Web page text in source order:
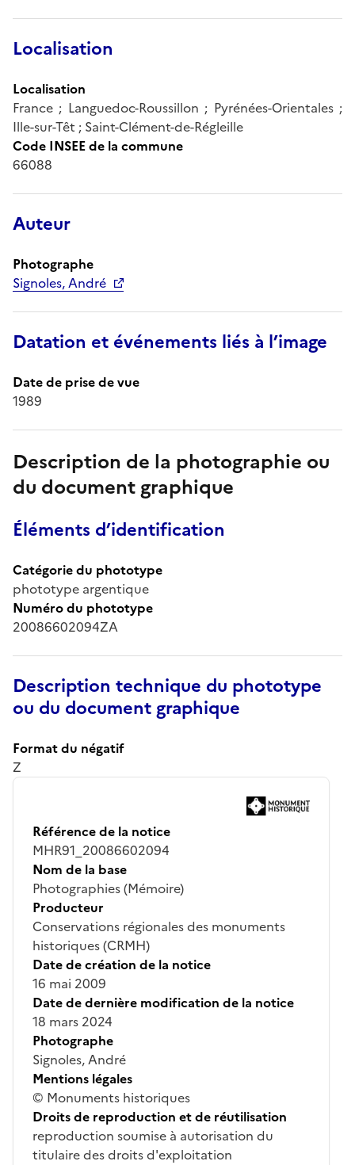
Localisation
Localisation
France ; Languedoc-Roussillon ; Pyrénées-Orientales ;
Ille-sur-Têt ; Saint-Clément-de-Régleille
Code INSEE de la commune
66088
Auteur
Photographe
Signoles, André
Datation et événements liés à l’image
Date de prise de vue
1989
Description de la photographie ou
du document graphique
Éléments d’identification
Catégorie du phototype
phototype argentique
Numéro du phototype
20086602094ZA
Description technique du phototype
ou du document graphique
Format du négatif
Z
Référence de la notice
MHR91_20086602094
Nom de la base
Photographies (Mémoire)
Producteur
Conservations régionales des monuments
historiques (CRMH)
Date de création de la notice
16 mai 2009
Date de dernière modification de la notice
18 mars 2024
Photographe
Signoles, André
Mentions légales
© Monuments historiques
Droits de reproduction et de réutilisation
reproduction soumise à autorisation du
titulaire des droits d'exploitation